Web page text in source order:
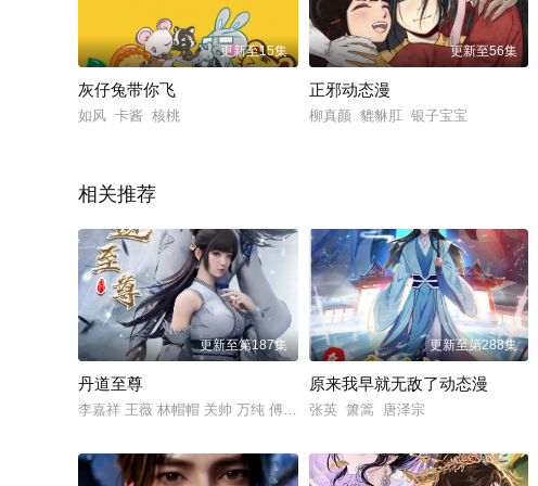
更新至15集
灰仔兔带你飞
如风 卡酱 核桃
更新至56集
正邪动态漫
柳真颜 貔貅肛 银子宝宝
相关推荐
更新至第187集
丹道至尊
李嘉祥 王薇 林帽帽 关帅 万纯 傅晨阳 赵欣 舒雷 杨塑坤
更新至第288集
原来我早就无敌了动态漫
张英 箫篙 唐泽宗